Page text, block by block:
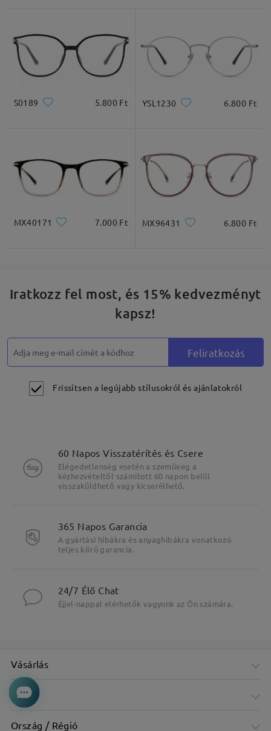
Lencseszélesség
54mm/ 2.13in
Lencsemagasság
47mm/ 1.85in
Hídszélesség
16mm/ 0.63in
Termékleírás
S0189 5.800 Ft YSL1230 6.800 Ft
MX40171 7.000 Ft MX96431 6.800 Ft
Iratkozz fel most, és 15% kedvezményt
kapsz!
Feliratkozás
Frissítsen a legújabb stílusokról és ajánlatokról
60 Napos Visszatérítés és Csere
Elégedetlenség esetén a szemüveg a
kézhezvételtől számított 60 napon belül
visszaküldhető vagy kicserélhető.
365 Napos Garancia
A gyártási hibákra és anyaghibákra vonatkozó
teljes körű garancia.
24/7 Élő Chat
Éjjel-nappal elérhetők vagyunk az Ön számára.
Vásárlás
Cég
Ország / Régió